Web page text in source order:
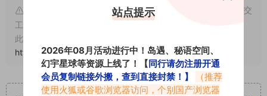
申明：本文资源均来源网友分享，若侵犯了您的权限可以提交
工单处理。
此外本文章皆属于原创文章，转载请注明出处！原文链接：
https://www.vmiba.com/10100.html
重要声明
站点提示
2026年08月活动进行中！岛遇、秘语空间、
幻宇星球等资源上线了！【同行请勿注册开通
会员复制链接外搬，查到直接封禁！】
（推荐
使用火狐或谷歌浏览器访问，个别国产浏览器